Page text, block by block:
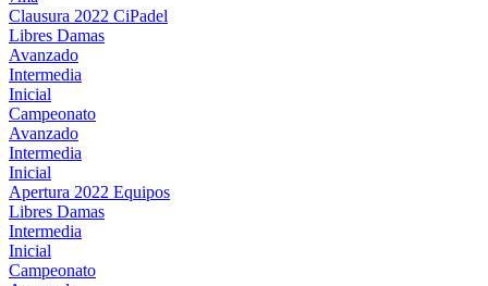
Clausura 2022 CiPadel
Libres Damas
Avanzado
Intermedia
Inicial
Campeonato
Avanzado
Intermedia
Inicial
Apertura 2022 Equipos
Libres Damas
Intermedia
Inicial
Campeonato